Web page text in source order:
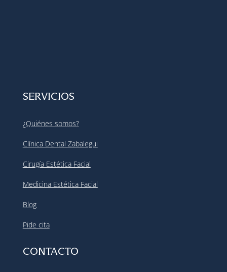
SERVICIOS
¿Quiénes somos?
Clínica Dental Zabalegui
Cirugía Estética Facial
Medicina Estética Facial
Blog
Pide cita
CONTACTO